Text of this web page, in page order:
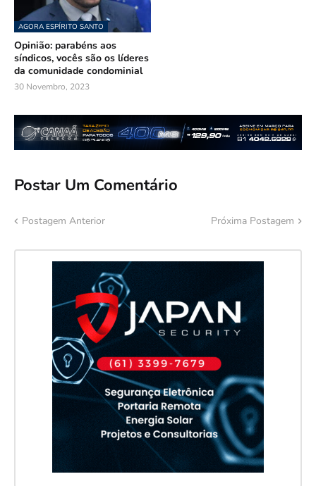
AGORA ESPÍRITO SANTO
Opinião: parabéns aos
síndicos, vocês são os líderes
da comunidade condominial
30 Novembro, 2023
Postar Um Comentário
Postagem Anterior Próxima Postagem